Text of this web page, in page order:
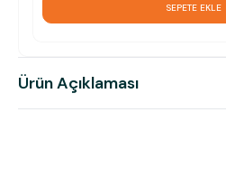
SEPETE EKLE
Ürün Açıklaması